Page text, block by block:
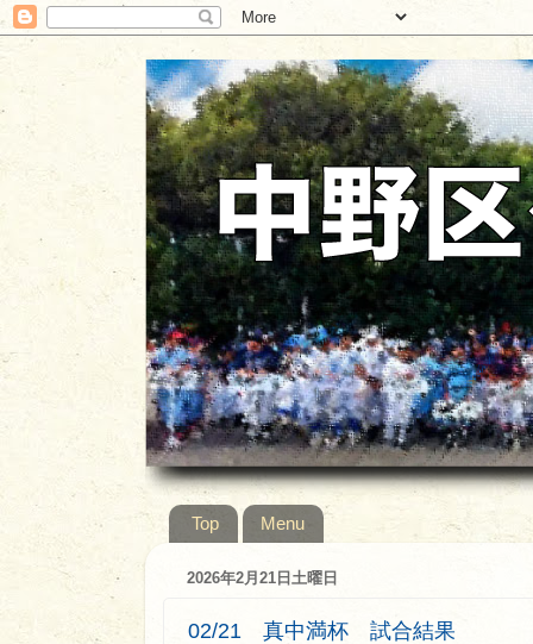
Top Menu
2026年2月21日土曜日
02/21 真中満杯 試合結果